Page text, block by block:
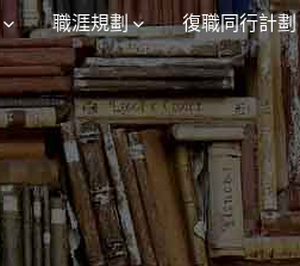
職涯規劃 復職同行計劃